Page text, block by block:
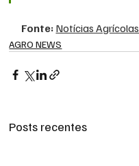
Fonte: Notícias Agrícolas
AGRO NEWS
Posts recentes